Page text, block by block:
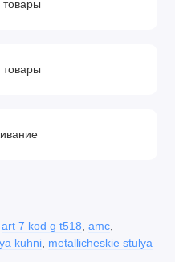
art 7 kod g t518, amc,
kuhni, metallicheskie stulya